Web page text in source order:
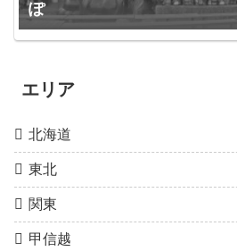
ぽ
エリア
北海道
東北
関東
甲信越